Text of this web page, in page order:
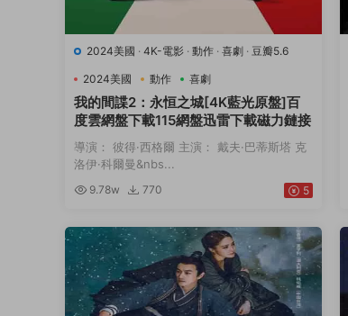
2024美國 · 4K-電影 · 動作 · 喜劇 · 豆瓣5.6
2024美國 動作 喜劇
我的間諜2：永恒之城[4K藍光原盤]百
度雲網盤下載115網盤迅雷下載磁力鏈接
導演： 彼得·西格爾 主演： 戴夫·巴蒂斯塔 克
洛伊·科爾曼&nbs...
9.78w 770 5